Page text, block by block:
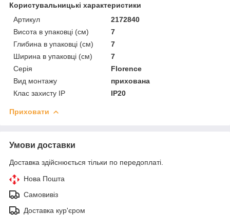
Користувальницькі характеристики
Артикул
2172840
Висота в упаковці (см)
7
Глибина в упаковці (см)
7
Ширина в упаковці (см)
7
Серія
Florence
Вид монтажу
прихована
Клас захисту IP
IP20
Приховати
Умови доставки
Доставка здійснюється тільки по передоплаті.
Нова Пошта
Самовивіз
Доставка кур'єром